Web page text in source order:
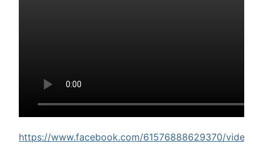
https://www.facebook.com/61576888629370/videos/